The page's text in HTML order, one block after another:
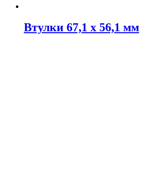
Втулки 67,1 х 56,1 мм